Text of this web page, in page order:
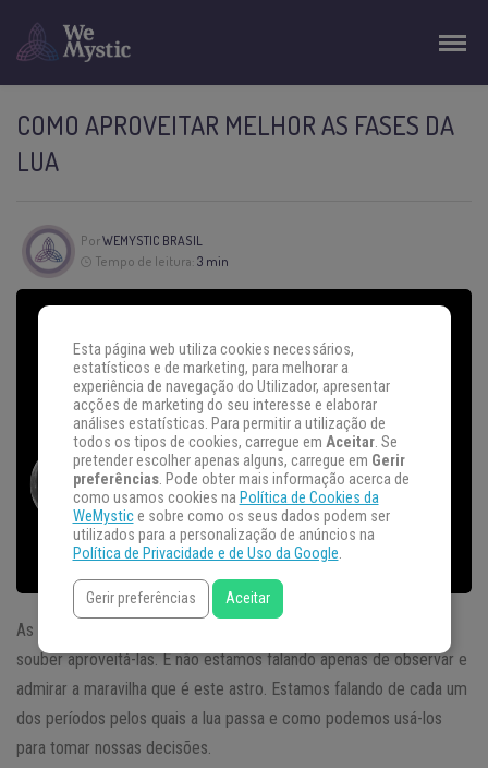
COMO APROVEITAR MELHOR AS FASES DA
LUA
PorWEMYSTIC BRASIL
Tempo de leitura: 3 min
As
souber aproveitá-las. E não estamos falando apenas de observar e
admirar a maravilha que é este astro. Estamos falando de cada um
dos períodos pelos quais a lua passa e como podemos usá-los
para tomar nossas decisões.
Esta página web utiliza cookies necessários,
estatísticos e de marketing, para melhorar a
experiência de navegação do Utilizador, apresentar
acções de marketing do seu interesse e elaborar
análises estatísticas. Para permitir a utilização de
todos os tipos de cookies, carregue em Aceitar. Se
pretender escolher apenas alguns, carregue em Gerir
preferências. Pode obter mais informação acerca de
como usamos cookies na Política de Cookies da
WeMystice sobre como os seus dados podem ser
utilizados para a personalização de anúncios na
Política de Privacidade e de Uso da Google.
Gerir preferências Aceitar